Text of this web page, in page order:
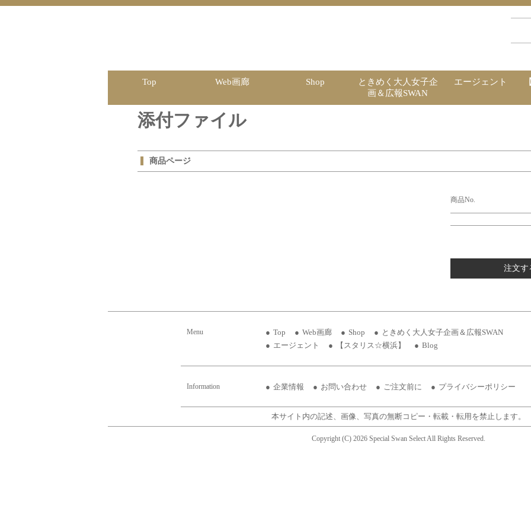
Top Web画廊 Shop
ときめく大人女子企
画＆広報SWAN
エージェント
添付ファイル
商品ページ
商品No.
注文す
Menu Top Web画廊 Shop
ときめく大人女子企画＆広報SWAN
エージェント
【スタリス☆横浜】 Blog
Information 企業情報 お問い合わせ ご注文前に プライバシーポリシー
本サイト内の記述、画像、写真の無断コピー・転載・転用を禁止します。
Copyright (C) 2026 Special Swan Select All Rights Reserved.